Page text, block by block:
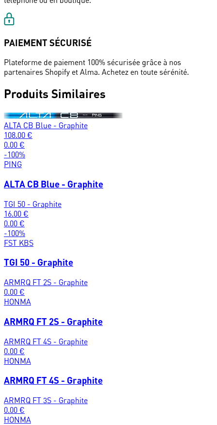
PAIEMENT SÉCURISÉ
Plateforme de paiement 100% sécurisée grâce à nos
partenaires Shopify et Alma. Achetez en toute sérénité.
Produits Similaires
ALTA CB Blue - Graphite
108.00 €
0.00 €
-100%
PING
ALTA CB Blue - Graphite
TGI 50 - Graphite
16.00 €
0.00 €
-100%
FST KBS
TGI 50 - Graphite
ARMRQ FT 2S - Graphite
0.00 €
HONMA
ARMRQ FT 2S - Graphite
ARMRQ FT 4S - Graphite
0.00 €
HONMA
ARMRQ FT 4S - Graphite
ARMRQ FT 3S - Graphite
0.00 €
HONMA